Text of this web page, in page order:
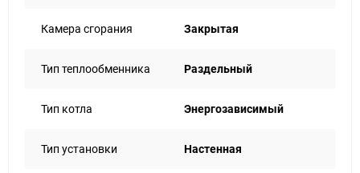
Камера сгорания Закрытая
Тип теплообменника Раздельный
Тип котла Энергозависимый
Тип установки Настенная